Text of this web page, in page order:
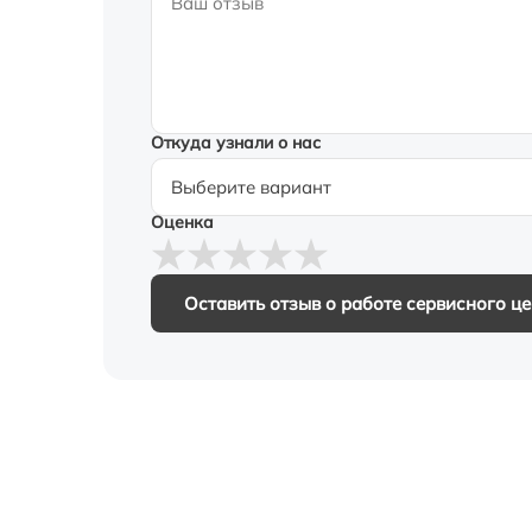
Откуда узнали о нас
Оценка
Оставить отзыв о работе сервисного